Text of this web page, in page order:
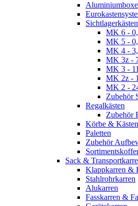
Sichtlagerkästen
MK 6 -
MK 5 -
MK 4 -
MK 3z -
MK 3 -
MK 2z -
MK 2 -
Zubehör
Regalkästen
Zubehör
Körbe & Kästen
Paletten
Zubehör
Sack &
Klappkarren &
Stahlrohrkarren
Alukarren
Fasskarren &